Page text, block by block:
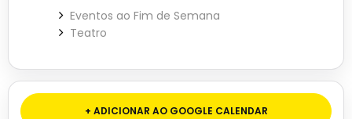
Eventos ao Fim de Semana
Teatro
+ ADICIONAR AO GOOGLE CALENDAR